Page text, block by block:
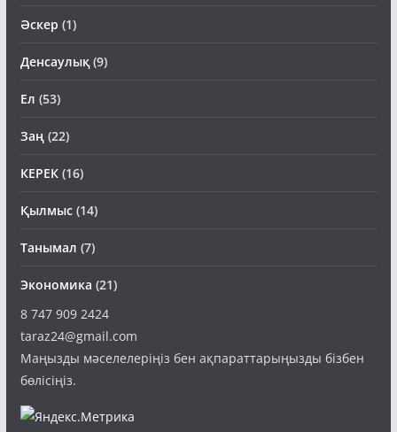
Әскер (1)
Денсаулық(9)
Ел (53)
Заң(22)
КЕРЕК(16)
Қылмыс(14)
Танымал (7)
Экономика (21)
8 747 909 2424
taraz24@gmail.com
Маңызды мәселелеріңіз бен ақпараттарыңызды бізбен
бөлісіңіз.